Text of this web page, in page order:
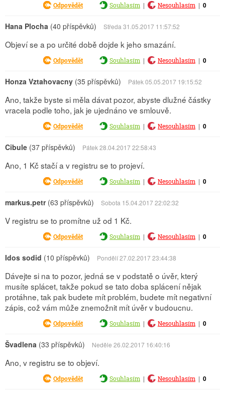
Odpovědět Souhlasím | Nesouhlasím | 0
Hana Plocha (40 příspěvků) Středa 31.05.2017 11:57:52
Objeví se a po určité době dojde k jeho smazání.
Odpovědět Souhlasím | Nesouhlasím | 0
Honza Vztahovacny (35 příspěvků) Pátek 05.05.2017 19:15:52
Ano, takže byste si měla dávat pozor, abyste dlužné částky
vracela podle toho, jak je ujednáno ve smlouvě.
Odpovědět Souhlasím | Nesouhlasím | 0
Cibule (37 příspěvků) Pátek 28.04.2017 22:58:43
Ano, 1 Kč stačí a v registru se to projeví.
Odpovědět Souhlasím | Nesouhlasím | 0
markus.petr(63 příspěvků) Sobota 15.04.2017 22:02:32
V registru se to promítne už od 1 Kč.
Odpovědět Souhlasím | Nesouhlasím | 0
Idos sodid (10 příspěvků) Pondělí 27.02.2017 23:44:38
Dávejte si na to pozor, jedná se v podstatě o úvěr, který
musíte splácet, takže pokud se tato doba splácení nějak
protáhne, tak pak budete mít problém, budete mít negativní
zápis, což vám může znemožnit mít úvěr v budoucnu.
Odpovědět Souhlasím | Nesouhlasím | 0
Švadlena (33 příspěvků) Neděle 26.02.2017 16:40:16
Ano, v registru se to objeví.
Odpovědět Souhlasím | Nesouhlasím | 0